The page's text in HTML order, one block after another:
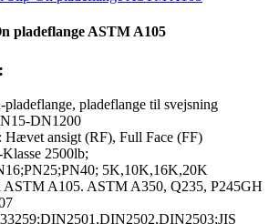
pladeflange ASTM A105
pladeflange til svejsning
DN1200
Hævet ansigt (RF), Full Face (FF)
2500lb;
5K,10K,16K,20K
ASTM A105. ASTM A350, Q235, P245GH